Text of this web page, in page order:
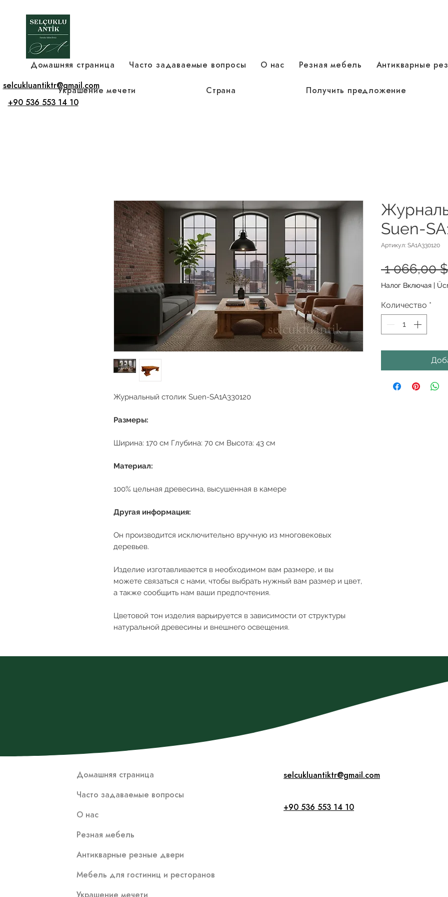
selcukluantiktr@gmail.com
+90 536 553 14 10
Домашняя страница Часто задаваемые вопросы О нас Резная мебель Антикварные
Украшение мечети Страна Получить предложение
Журнальный столик Suen-SA1A330120
Размеры:
Ширина: 170 см Глубина: 70 см Высота: 43 см
Материал:
100% цельная древесина, высушенная в камере
Другая информация:
Он производится исключительно вручную из многовековых
деревьев.
Изделие изготавливается в необходимом вам размере, и вы
можете связаться с нами, чтобы выбрать нужный вам размер и цвет,
а также сообщить нам ваши предпочтения.
Цветовой тон изделия варьируется в зависимости от структуры
натуральной древесины и внешнего освещения.
Suen-
Артикул: SA1A330120
1 066,00
Налог Включая |
Количество *
Домашняя страница
Часто задаваемые вопросы
О нас
Резная мебель
Антикварные резные двери
Мебель для гостиниц и ресторанов
selcukluantiktr@gmail.com
+90 536 553 14 10